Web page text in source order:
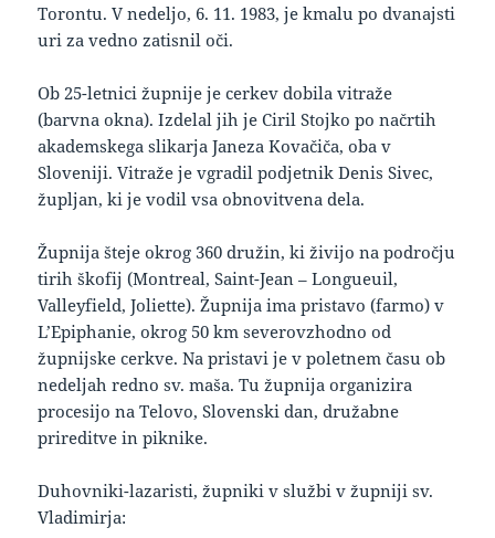
Torontu. V nedeljo, 6. 11. 1983, je kmalu po dvanajsti
uri za vedno zatisnil oči.
Ob 25-letnici župnije je cerkev dobila vitraže
(barvna okna). Izdelal jih je Ciril Stojko po načrtih
akademskega slikarja Janeza Kovačiča, oba v
Sloveniji. Vitraže je vgradil podjetnik Denis Sivec,
župljan, ki je vodil vsa obnovitvena dela.
Župnija šteje okrog 360 družin, ki živijo na področju
tirih škofij (Montreal, Saint-Jean – Longueuil,
Valleyfield, Joliette). Župnija ima pristavo (farmo) v
L’Epiphanie, okrog 50 km severovzhodno od
župnijske cerkve. Na pristavi je v poletnem času ob
nedeljah redno sv. maša. Tu župnija organizira
procesijo na Telovo, Slovenski dan, družabne
prireditve in piknike.
Duhovniki-lazaristi, župniki v službi v župniji sv.
Vladimirja: